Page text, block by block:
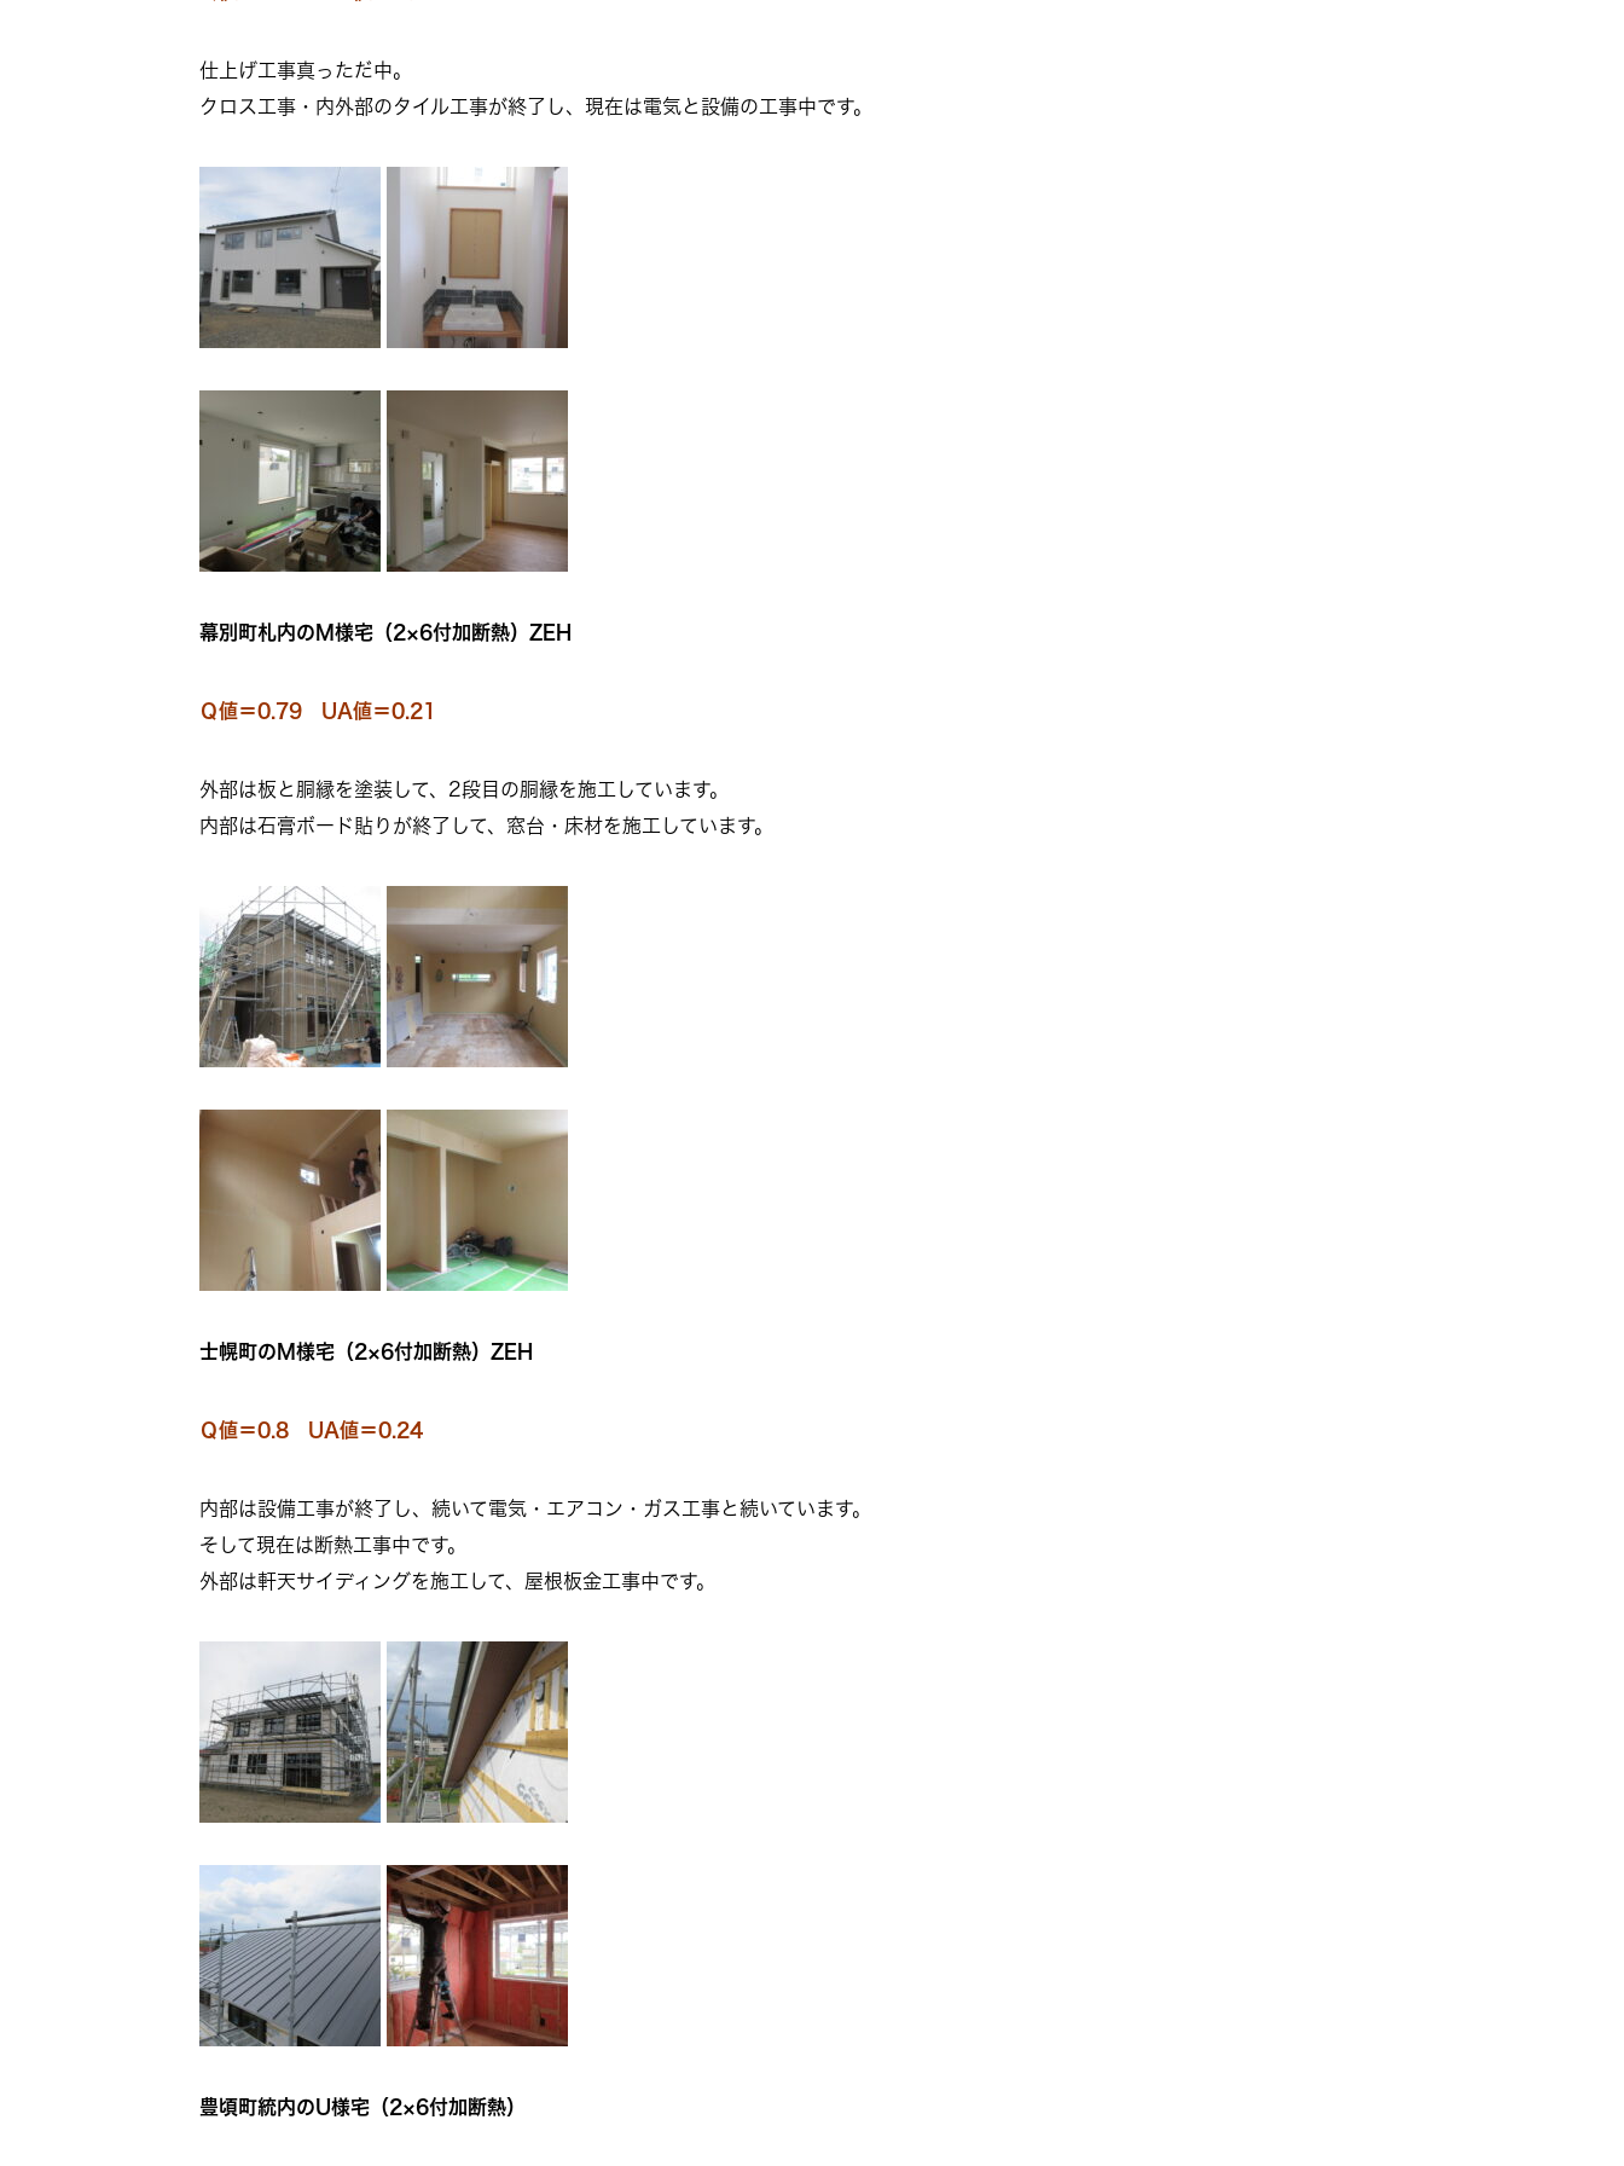
仕上げ工事真っただ中。
クロス工事・内外部のタイル工事が終了し、現在は電気と設備の工事中です。
幕別町札内のM様宅（2×6付加断熱）ZEH
Ｑ値＝0.79 UA値＝0.21
外部は板と胴縁を塗装して、2段目の胴縁を施工しています。
内部は石膏ボード貼りが終了して、窓台・床材を施工しています。
士幌町のM様宅（2×6付加断熱）ZEH
Ｑ値＝0.8 UA値＝0.24
内部は設備工事が終了し、続いて電気・エアコン・ガス工事と続いています。
そして現在は断熱工事中です。
外部は軒天サイディングを施工して、屋根板金工事中です。
豊頃町統内のU様宅（2×6付加断熱）